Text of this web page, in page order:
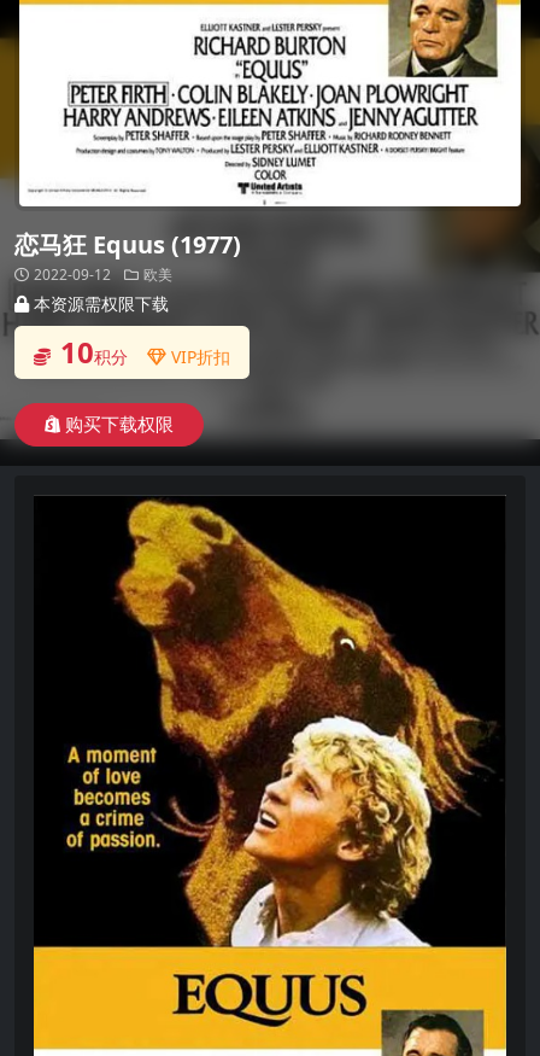
恋马狂 Equus (1977)
2022-09-12 欧美
本资源需权限下载
10积分 VIP折扣
购买下载权限